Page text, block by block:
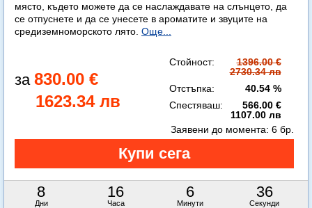
място, където можете да се наслаждавате на слънцето, да
се отпуснете и да се унесете в ароматите и звуците на
средиземноморското лято. Още...
830.00 €
1623.34 лв
Стойност:
1396.00 €
2730.34 лв
Отстъпка:
40.54 %
Спестяваш:
566.00 €
1107.00 лв
8
Дни
16
Часа
6
Минути
35
Секунди
Заявени до момента: 6 бр.